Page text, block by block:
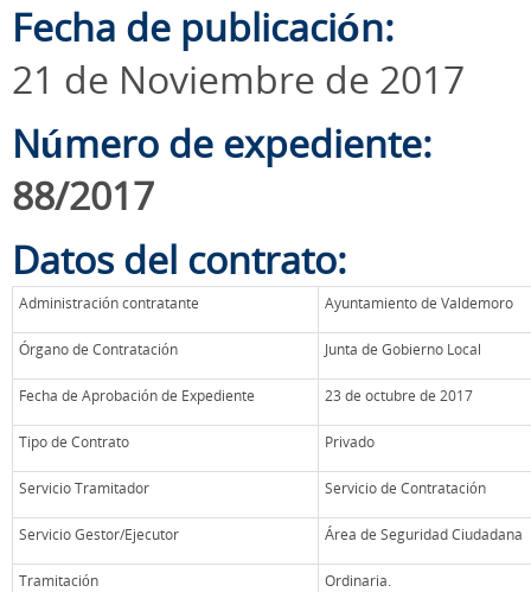
Fecha de publicación:
21 de Noviembre de 2017
Número de expediente:
88/2017
Datos del contrato:
Administración contratante Ayuntamiento de Valdemoro
Órgano de Contratación Junta de Gobierno Local
Fecha de Aprobación de Expediente 23 de octubre de 2017
Tipo de Contrato Privado
Servicio Tramitador Servicio de Contratación
Servicio Gestor/Ejecutor Área de Seguridad Ciudadana
Tramitación Ordinaria.